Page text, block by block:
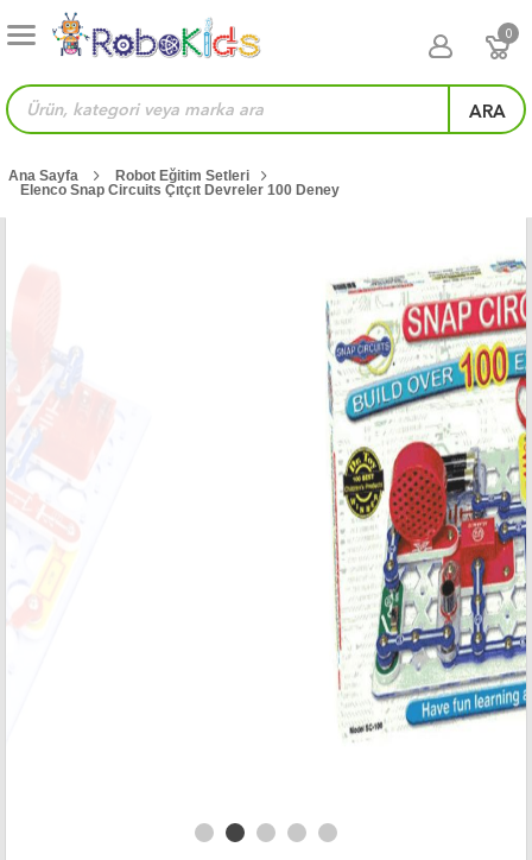
ARA
0
Ana Sayfa
Robot Eğitim Setleri
Elenco Snap Circuits Çıtçıt Devreler 100 Deney